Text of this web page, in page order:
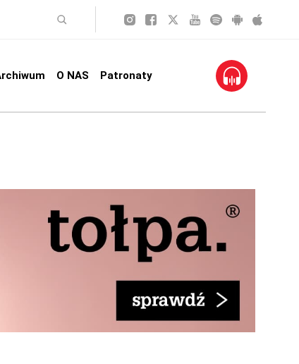
O NAS Patronaty